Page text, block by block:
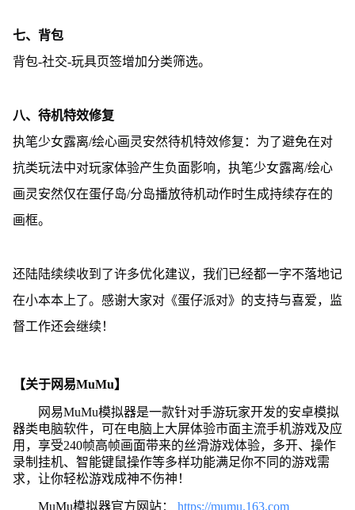
七、背包
背包-社交-玩具页签增加分类筛选。
八、待机特效修复
执笔少女露离/绘心画灵安然待机特效修复：为了避免在对
抗类玩法中对玩家体验产生负面影响，执笔少女露离/绘心
画灵安然仅在蛋仔岛/分岛播放待机动作时生成持续存在的
画框。
还陆陆续续收到了许多优化建议，我们已经都一字不落地记
在小本本上了。感谢大家对《蛋仔派对》的支持与喜爱，监
督工作还会继续！
【关于网易MuMu】
网易MuMu模拟器是一款针对手游玩家开发的安卓模拟
器类电脑软件，可在电脑上大屏体验市面主流手机游戏及应
用，享受240帧高帧画面带来的丝滑游戏体验，多开、操作
录制挂机、智能键鼠操作等多样功能满足你不同的游戏需
求，让你轻松游戏成神不伤神！
MuMu模拟器官方网站： https://mumu.163.com